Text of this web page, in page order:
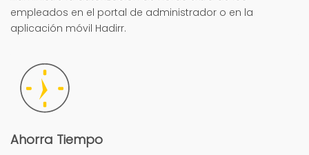
empleados en el portal de administrador o en la
aplicación móvil Hadirr.
Ahorra Tiempo